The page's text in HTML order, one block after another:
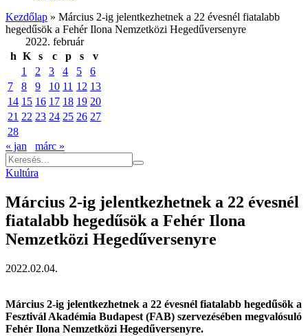
Kezdőlap » Március 2-ig jelentkezhetnek a 22 évesnél fiatalabb
hegedűsök a Fehér Ilona Nemzetközi Hegedűversenyre
2022. február
h K s c p s
v
1
2 3 4 5
6
7
8 9 10 11 12 13
14 15 16 17 18 19 20
21 22 23 24 25 26 27
28
« jan
márc »
Kultúra
Március 2-ig jelentkezhetnek a 22 évesnél
fiatalabb hegedűsök a Fehér Ilona
Nemzetközi Hegedűversenyre
2022.02.04.
Március 2-ig jelentkezhetnek a 22 évesnél fiatalabb hegedűsök a
Fesztivál Akadémia Budapest (FAB) szervezésében megvalósuló
Fehér Ilona Nemzetközi Hegedűversenyre.